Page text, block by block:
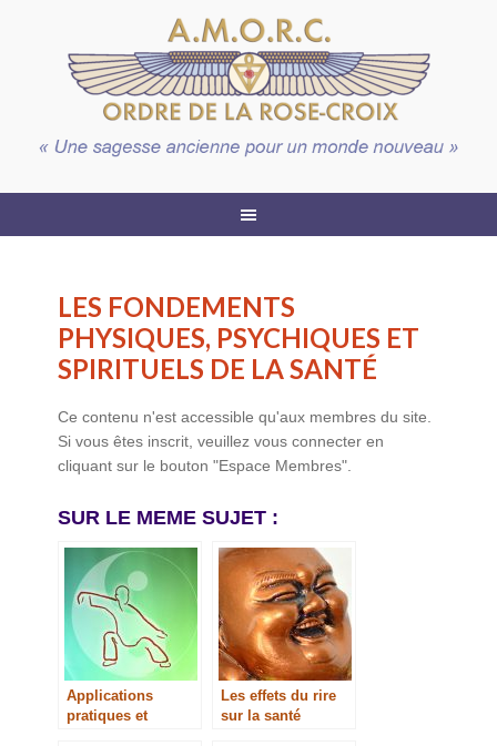
LES FONDEMENTS
PHYSIQUES, PSYCHIQUES ET
SPIRITUELS DE LA SANTÉ
Ce contenu n'est accessible qu'aux membres du site.
Si vous êtes inscrit, veuillez vous connecter en
cliquant sur le bouton "Espace Membres".
SUR LE MEME SUJET :
Applications
pratiques et
Les effets du rire
sur la santé